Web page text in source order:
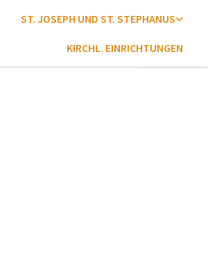
ST. JOSEPH UND ST. STEPHANUS
KIRCHL. EINRICHTUNGEN